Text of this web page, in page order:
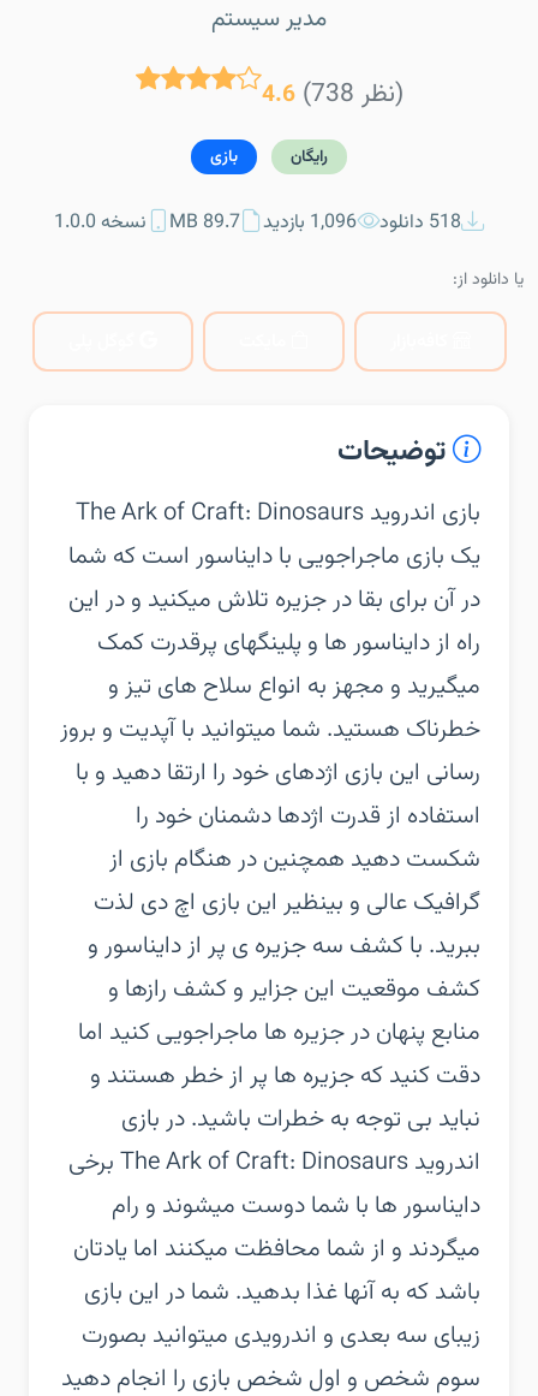
مدیر سیستم
4.6 (738 نظر)
رایگان بازی
518 دانلود 1,096 بازدید 89.7 MB نسخه 1.0.0
یا دانلود از:
توضیحات
‏‏بازی اندروید The Ark of Craft: Dinosaurs
یک بازی ماجراجویی با دایناسور است که شما
در آن برای بقا در جزیره تلاش میکنید و در این
راه از دایناسور ها و پلینگهای پرقدرت کمک
میگیرید و مجهز به انواع سلاح های تیز و
خطرناک هستید. شما میتوانید با آپدیت و بروز
رسانی این بازی اژدهای خود را ارتقا دهید و با
استفاده از قدرت اژدها دشمنان خود را
شکست دهید همچنین در هنگام بازی از
گرافیک عالی و بینظیر این بازی اچ دی لذت
ببرید. با کشف سه جزیره ی پر از دایناسور و
کشف موقعیت این جزایر و کشف رازها و
منابع پنهان در جزیره ها ماجراجویی کنید اما
دقت کنید که جزیره ها پر از خطر هستند و
نباید بی توجه به خطرات باشید.‏ در بازی
اندروید The Ark of Craft: Dinosaurs برخی
دایناسور ها با شما دوست میشوند و رام
میگردند و از شما محافظت میکنند اما یادتان
باشد که به آنها غذا بدهید. شما در این بازی
زیبای سه بعدی و اندرویدی میتوانید بصورت
سوم شخص و اول شخص بازی را انجام دهید